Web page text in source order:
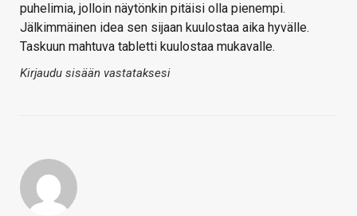
puhelimia, jolloin näytönkin pitäisi olla pienempi.
Jälkimmäinen idea sen sijaan kuulostaa aika hyvälle.
Taskuun mahtuva tabletti kuulostaa mukavalle.
Kirjaudu sisään vastataksesi